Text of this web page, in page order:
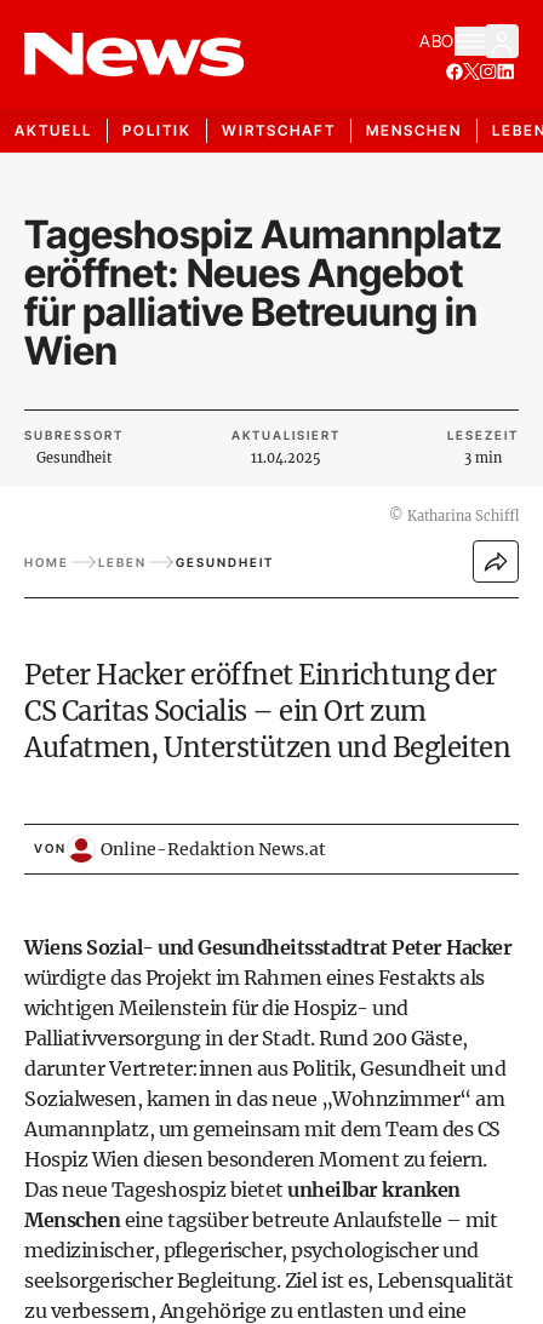
ABO
AKTUELL POLITIK WIRTSCHAFT MENSCHEN
Tageshospiz Aumannplatz
eröffnet: Neues Angebot
für palliative Betreuung in
Wien
SUBRESSORT
Gesundheit
AKTUALISIERT
11.04.2025
LESEZEIT
3 min
© Katharina Schiffl
HOME LEBEN GESUNDHEIT
Peter Hacker eröffnet Einrichtung der
CS Caritas Socialis – ein Ort zum
Aufatmen, Unterstützen und Begleiten
VON Online-Redaktion News.at
Wiens Sozial- und Gesundheitsstadtrat Peter Hacker
würdigte das Projekt im Rahmen eines Festakts als
wichtigen Meilenstein für die Hospiz- und
Palliativversorgung in der Stadt. Rund 200 Gäste,
darunter Vertreter:innen aus Politik, Gesundheit und
Sozialwesen, kamen in das neue „Wohnzimmer“ am
Aumannplatz, um gemeinsam mit dem Team des CS
Hospiz Wien diesen besonderen Moment zu feiern.
Das neue Tageshospiz bietet unheilbar kranken
Menscheneine tagsüber betreute Anlaufstelle – mit
medizinischer, pflegerischer, psychologischer und
seelsorgerischer Begleitung. Ziel ist es, Lebensqualität
zu verbessern, Angehörige zu entlasten und eine